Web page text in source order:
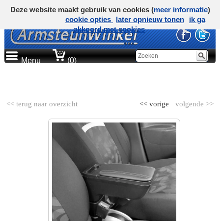
Menu (0)
<< terug naar overzicht volgende >>
<< vorige
Deze website maakt gebruik van cookies (meer informatie)
cookie opties
later opnieuw tonen
ik ga
akkoord met cookies